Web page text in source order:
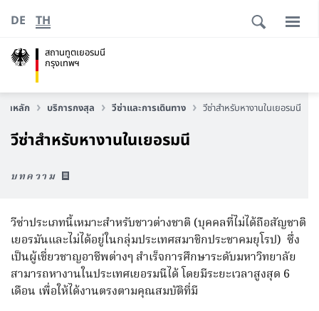
สถานทูตเยอรมนี
กรุงเทพฯ
DE TH
น้าหลัก บริการกงสุล วีซ่าและการเดินทาง วีซ่าสำหรับหางานในเยอรมนี
วีซ่าสำหรับหางานในเยอรมนี
บทความ
วีซ่าประเภทนี้เหมาะสำหรับชาวต่างชาติ (บุคคลที่ไม่ได้ถือสัญชาติ
เยอรมันและไม่ได้อยู่ในกลุ่มประเทศสมาชิกประชาคมยุโรป) ซึ่ง
เป็นผู้เชี่ยวชาญอาชีพต่างๆ สำเร็จการศึกษาระดับมหาวิทยาลัย
สามารถหางานในประเทศเยอรมนีได้ โดยมีระยะเวลาสูงสุด 6
เดือน เพื่อให้ได้งานตรงตามคุณสมบัติที่มี